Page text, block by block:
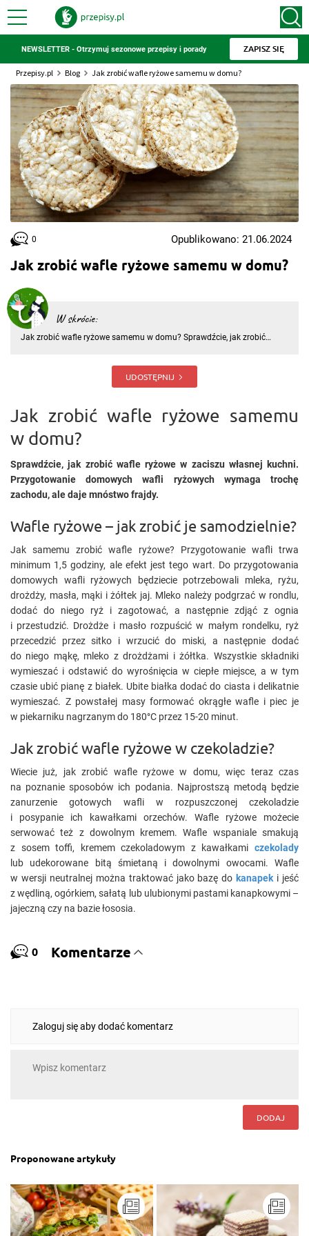
NEWSLETTER - Otrzymuj sezonowe przepisy i porady ZAPISZ SIĘ
Przepisy.pl Blog Jak zrobić wafle ryżowe samemu w domu?
Jak zrobić wafle ryżowe samemu w domu?
W skrócie:
Jak zrobić wafle ryżowe samemu w domu? Sprawdźcie, jak zrobić
Wafle ryżowe – jak zrobić je samodzielnie? Jak samemu zrobić wafl
UDOSTĘPNIJ
0 Opublikowano: 21.06.2024
Jak zrobić wafle ryżowe samemu
w domu?
Sprawdźcie, jak zrobić wafle ryżowe w zaciszu własnej kuchni.
Przygotowanie domowych wafli ryżowych wymaga trochę
zachodu, ale daje mnóstwo frajdy.
Wafle ryżowe – jak zrobić je samodzielnie?
Jak samemu zrobić wafle ryżowe? Przygotowanie wafli trwa
minimum 1,5 godziny, ale efekt jest tego wart. Do przygotowania
domowych wafli ryżowych będziecie potrzebowali mleka, ryżu,
drożdży, masła, mąki i żółtek jaj. Mleko należy podgrzać w rondlu,
dodać do niego ryż i zagotować, a następnie zdjąć z ognia
i przestudzić. Drożdże i masło rozpuścić w małym rondelku, ryż
przecedzić przez sitko i wrzucić do miski, a następnie dodać
do niego mąkę, mleko z drożdżami i żółtka. Wszystkie składniki
wymieszać i odstawić do wyrośnięcia w ciepłe miejsce, a w tym
czasie ubić pianę z białek. Ubite białka dodać do ciasta i delikatnie
wymieszać. Z powstałej masy formować okrągłe wafle i piec je
w piekarniku nagrzanym do 180°C przez 15-20 minut.
Jak zrobić wafle ryżowe w czekoladzie?
Wiecie już, jak zrobić wafle ryżowe w domu, więc teraz czas
na poznanie sposobów ich podania. Najprostszą metodą będzie
zanurzenie gotowych wafli w rozpuszczonej czekoladzie
i posypanie ich kawałkami orzechów. Wafle ryżowe możecie
serwować też z dowolnym kremem. Wafle wspaniale smakują
z sosem toffi, kremem czekoladowym z kawałkami czekolady
lub udekorowane bitą śmietaną i dowolnymi owocami. Wafle
w wersji neutralnej można traktować jako bazę do kanapek i jeść
z wędliną, ogórkiem, sałatą lub ulubionymi pastami kanapkowymi –
jajeczną czy na bazie łososia.
0 Komentarze
Zaloguj się aby dodać komentarz
DODAJ
Proponowane artykuły